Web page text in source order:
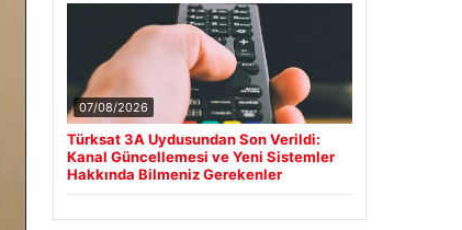
07/08/2026
Türksat 3A Uydusundan Son Verildi:
Kanal Güncellemesi ve Yeni Sistemler
Hakkında Bilmeniz Gerekenler